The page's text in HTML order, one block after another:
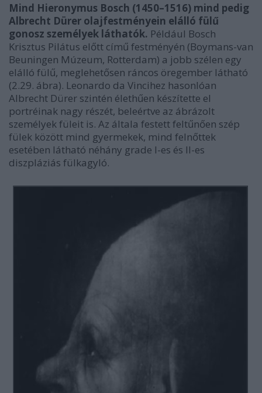
Mind Hieronymus Bosch (1450–1516) mind pedig
Albrecht Dürer olajfestményein elálló fülű
gonosz személyek láthatók. Például Bosch
Krisztus Pilátus előtt című festményén (Boymans-van
Beuningen Múzeum, Rotterdam) a jobb szélen egy
elálló fülű, meglehetősen ráncos öregember látható
(2.29. ábra). Leonardo da Vincihez hasonlóan
Albrecht Dürer szintén élethűen készítette el
portréinak nagy részét, beleértve az ábrázolt
személyek füleit is. Az általa festett feltűnően szép
fülek között mind gyermekek, mind felnőttek
esetében látható néhány grade I-es és II-es
diszpláziás fülkagyló.